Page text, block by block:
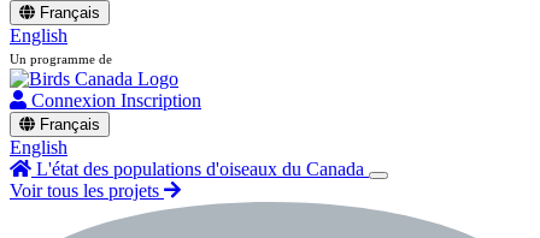
Français
English
Un programme de
Connexion Inscription
Français
English
L'état des populations d'oiseaux du Canada
Voir tous les projets